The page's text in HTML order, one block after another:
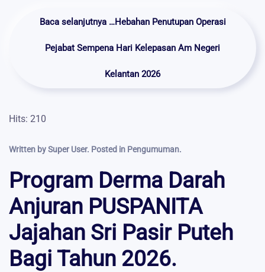
Baca selanjutnya …Hebahan Penutupan Operasi
Pejabat Sempena Hari Kelepasan Am Negeri
Kelantan 2026
Hits: 210
Written by Super User. Posted in Pengumuman.
Program Derma Darah
Anjuran PUSPANITA
Jajahan Sri Pasir Puteh
Bagi Tahun 2026.